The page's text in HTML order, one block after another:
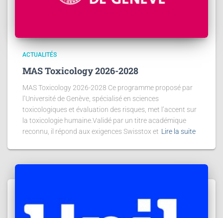
ACTUALITÉS
MAS Toxicology 2026-2028
MAS Toxicology 2026-2028 Ce programme proposé par
l’Université de Genève, spécialisé en sciences
toxicologiques et évaluation des risques, met l’accent sur
la toxicologie humaine.Validé par un titre académique
reconnu, il répond aux exigences Swisstox et Lire la suite